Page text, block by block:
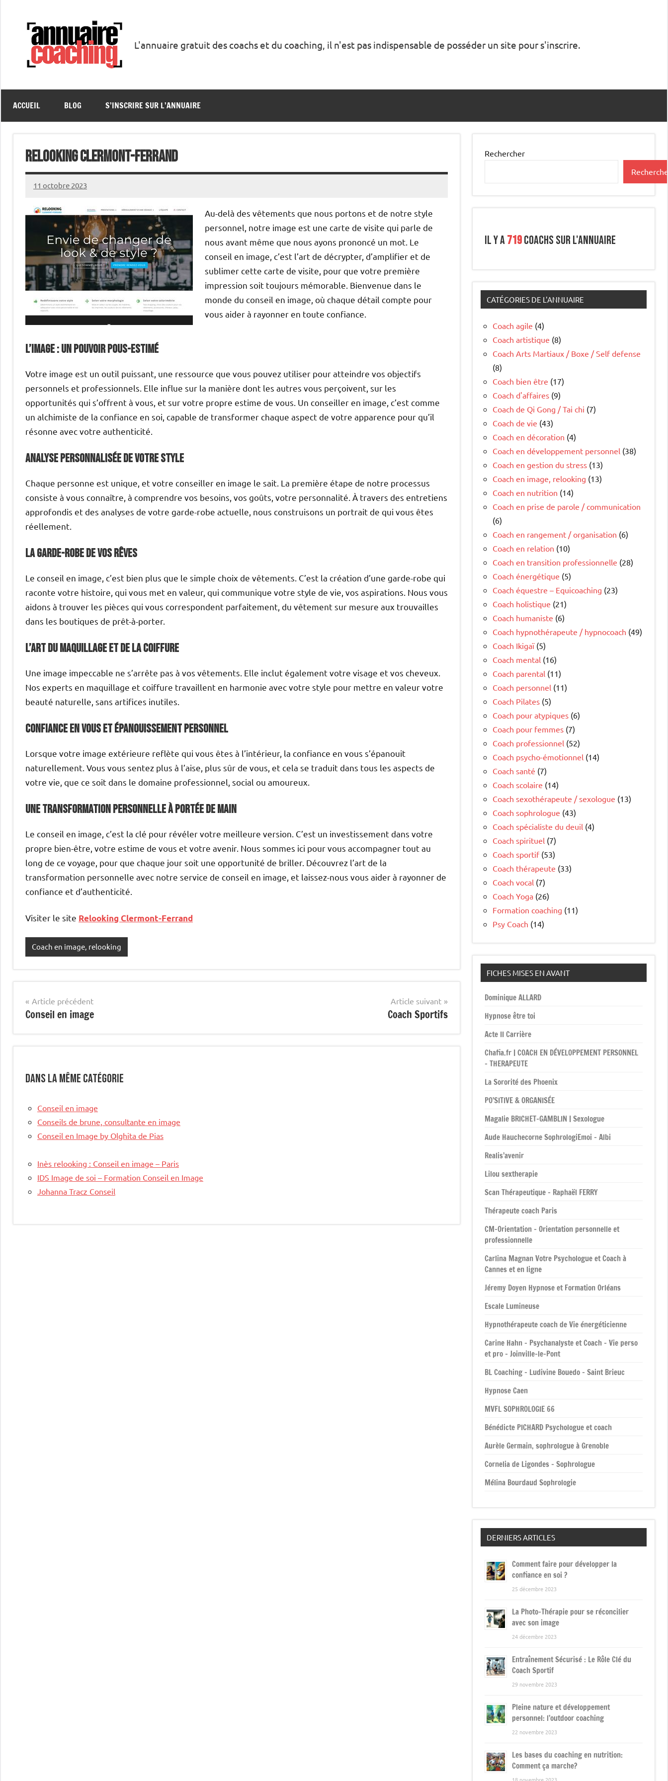
Coaching
L'annuaire gratuit des coachs et du coaching, il n'est pas indispensable de posséder un site pour s'inscrire.
ACCUEIL BLOG S’INSCRIRE SUR L’ANNUAIRE
Relooking Clermont-Ferrand
11 octobre 2023
annuairecoaching
Au-delà des vêtements que nous portons et de notre style
personnel, notre image est une carte de visite qui parle de
nous avant même que nous ayons prononcé un mot. Le
conseil en image, c’est l’art de décrypter, d’amplifier et de
sublimer cette carte de visite, pour que votre première
impression soit toujours mémorable. Bienvenue dans le
monde du conseil en image, où chaque détail compte pour
vous aider à rayonner en toute confiance.
L’Image : Un pouvoir pous-estimé
Votre image est un outil puissant, une ressource que vous pouvez utiliser pour atteindre vos objectifs
personnels et professionnels. Elle influe sur la manière dont les autres vous perçoivent, sur les
opportunités qui s’offrent à vous, et sur votre propre estime de vous. Un conseiller en image, c’est comme
un alchimiste de la confiance en soi, capable de transformer chaque aspect de votre apparence pour qu’il
résonne avec votre authenticité.
Analyse personnalisée de votre style
Chaque personne est unique, et votre conseiller en image le sait. La première étape de notre processus
consiste à vous connaître, à comprendre vos besoins, vos goûts, votre personnalité. À travers des entretiens
approfondis et des analyses de votre garde-robe actuelle, nous construisons un portrait de qui vous êtes
réellement.
La garde-robe de vos rêves
Le conseil en image, c’est bien plus que le simple choix de vêtements. C’est la création d’une garde-robe qui
raconte votre histoire, qui vous met en valeur, qui communique votre style de vie, vos aspirations. Nous vous
aidons à trouver les pièces qui vous correspondent parfaitement, du vêtement sur mesure aux trouvailles
dans les boutiques de prêt-à-porter.
L’art du maquillage et de la coiffure
Une image impeccable ne s’arrête pas à vos vêtements. Elle inclut également votre visage et vos cheveux.
Nos experts en maquillage et coiffure travaillent en harmonie avec votre style pour mettre en valeur votre
beauté naturelle, sans artifices inutiles.
Confiance en vous et épanouissement personnel
Lorsque votre image extérieure reflète qui vous êtes à l’intérieur, la confiance en vous s’épanouit
naturellement. Vous vous sentez plus à l’aise, plus sûr de vous, et cela se traduit dans tous les aspects de
votre vie, que ce soit dans le domaine professionnel, social ou amoureux.
Une transformation personnelle à portée de main
Le conseil en image, c’est la clé pour révéler votre meilleure version. C’est un investissement dans votre
propre bien-être, votre estime de vous et votre avenir. Nous sommes ici pour vous accompagner tout au
long de ce voyage, pour que chaque jour soit une opportunité de briller. Découvrez l’art de la
transformation personnelle avec notre service de conseil en image, et laissez-nous vous aider à rayonner de
confiance et d’authenticité.
Visiter le site Relooking Clermont-Ferrand
Coach en image, relooking
Navigation
de
l’article
Article précédent
Conseil en image
Article suivant
Coach Sportifs
Dans la même catégorie
Conseil en image
Conseils de brune, consultante en image
Conseil en Image by Olghita de Pias
Inès relooking : Conseil en image – Paris
IDS Image de soi – Formation Conseil en Image
Johanna Tracz Conseil
Rechercher
Il y a719coachs sur l'annuaire
CATÉGORIES DE L'ANNUAIRE
Coach agile (4)
Coach artistique (8)
Coach Arts Martiaux / Boxe / Self defense
(8)
Coach bien être (17)
Coach d'affaires (9)
Coach de Qi Gong / Tai chi (7)
Coach de vie (43)
Coach en décoration (4)
Coach en développement personnel (38)
Coach en gestion du stress (13)
Coach en image, relooking (13)
Coach en nutrition (14)
Coach en prise de parole / communication
(6)
Coach en rangement / organisation (6)
Coach en relation (10)
Coach en transition professionnelle (28)
Coach énergétique (5)
Coach équestre – Equicoaching (23)
Coach holistique (21)
Coach humaniste (6)
Coach hypnothérapeute / hypnocoach (49)
Coach Ikigaï(5)
Coach mental (16)
Coach parental (11)
Coach personnel (11)
Coach Pilates (5)
Coach pour atypiques (6)
Coach pour femmes (7)
Coach professionnel (52)
Coach psycho-émotionnel (14)
Coach santé (7)
Coach scolaire (14)
Coach sexothérapeute / sexologue (13)
Coach sophrologue (43)
Coach spécialiste du deuil (4)
Coach spirituel (7)
Coach sportif(53)
Coach thérapeute (33)
Coach vocal (7)
Coach Yoga (26)
Formation coaching (11)
Psy Coach (14)
FICHES MISES EN AVANT
Dominique ALLARD
Hypnose être toi
Acte II Carrière
Chafia.fr | COACH EN DÉVELOPPEMENT PERSONNEL
– THERAPEUTE
La Sororité des Phoenix
PO’SITIVE & ORGANISÉE
Magalie BRICHET-GAMBLIN | Sexologue
Aude Hauchecorne SophrologiEmoi – Albi
Realis’avenir
Lilou sextherapie
Scan Thérapeutique – Raphaël FERRY
Thérapeute coach Paris
CM-Orientation – Orientation personnelle et
professionnelle
Carlina Magnan Votre Psychologue et Coach à
Cannes et en ligne
Jéremy Doyen Hypnose et Formation Orléans
Escale Lumineuse
Hypnothérapeute coach de Vie énergéticienne
Carine Hahn – Psychanalyste et Coach – Vie perso
et pro – Joinville-le-Pont
BL Coaching – Ludivine Bouedo – Saint Brieuc
Hypnose Caen
MVFL SOPHROLOGIE 66
Bénédicte PICHARD Psychologue et coach
Aurèle Germain, sophrologue à Grenoble
Cornelia de Ligondes – Sophrologue
Mélina Bourdaud Sophrologie
DERNIERS ARTICLES
Comment faire pour développer la
confiance en soi ?
25 décembre 2023
La Photo-Thérapie pour se réconcilier
avec son image
24 décembre 2023
Entraînement Sécurisé : Le Rôle Clé du
Coach Sportif
29 novembre 2023
Pleine nature et développement
personnel: l’outdoor coaching
22 novembre 2023
Les bases du coaching en nutrition:
Comment ça marche?